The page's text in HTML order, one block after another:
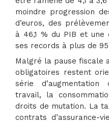
moindre progression
d’euros, des
à 46,1 % du PIB et
ses records à plus de
Malgré la pause fiscale
obligatoires restent
série
travail, la
droits de mutation. La
contrats d’assurance-